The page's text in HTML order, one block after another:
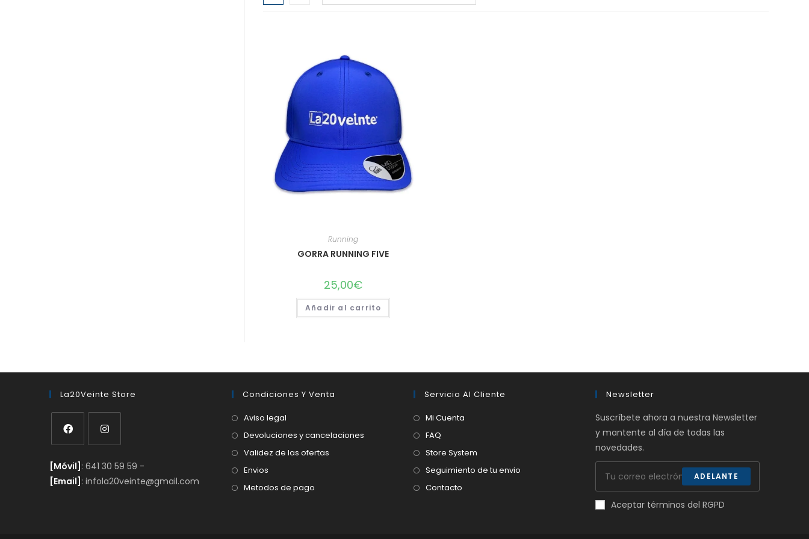
Running
GORRA RUNNING FIVE
25,00€
Añadir al carrito
La20Veinte Store
abre
en
abre
en
[Móvil] : 641 30 59 59 -
[Email] : infola20veinte@gmail.com
Condiciones Y Venta
Aviso legal
Devoluciones y cancelaciones
Validez de las ofertas
Envios
Metodos de pago
Servicio Al Cliente
Mi Cuenta
FAQ
Store System
Seguimiento de tu envio
Contacto
Newsletter
Suscríbete ahora a nuestra Newsletter
y mantente al día de todas las
novedades.
ADELANTE
Aceptar términos del RGPD